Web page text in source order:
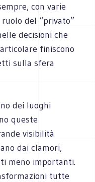
con varie
del “privato”
decisioni che
finiscono
sulla sfera
dei luoghi
queste
visibilità
dai clamori,
meno importanti.
tutte